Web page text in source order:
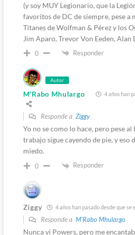
(y soy MUY Legionario, que la
favoritos de DC de siempre, pese a
Titanes de Wolfman & Pérez y los
Jim Aparo, Trevor Von Eeden, Alan
0 Responder
Autor
M'Rabo Mhulargo 4 años han
Responde a Ziggy
Yo no se como lo hace, pero pese
trabajo sigue cayendo de pie, y eso
miedo.
0 Responder
Ziggy 4 años han pasado desde que se
Responde a M'Rabo Mhulargo
Nunca vi Powers, pero me